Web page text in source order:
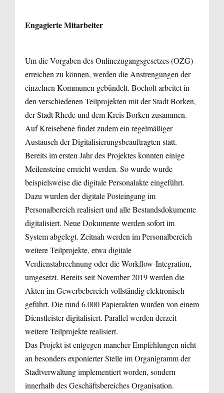
Engagierte Mitarbeiter
Um die Vorgaben des Onlinezugangsgesetzes (OZG)
erreichen zu können, werden die Anstrengungen der
einzelnen Kommunen gebündelt. Bocholt arbeitet in
den verschiedenen Teilprojekten mit der Stadt Borken,
der Stadt Rhede und dem Kreis Borken zusammen.
Auf Kreisebene findet zudem ein regelmäßiger
Austausch der Digitalisierungsbeauftragten statt.
Bereits im ersten Jahr des Projektes konnten einige
Meilensteine erreicht werden. So wurde wurde
beispielsweise die digitale Personalakte eingeführt.
Dazu wurden der digitale Posteingang im
Personalbereich realisiert und alle Bestandsdokumente
digitalisiert. Neue Dokumente werden sofort im
System abgelegt. Zeitnah werden im Personalbereich
weitere Teilprojekte, etwa digitale
Verdienstabrechnung oder die Workflow-Integration,
umgesetzt. Bereits seit November 2019 werden die
Akten im Gewerbebereich vollständig elektronisch
geführt. Die rund 6.000 Papierakten wurden von einem
Dienstleister digitalisiert. Parallel werden derzeit
weitere Teilprojekte realisiert.
Das Projekt ist entgegen mancher Empfehlungen nicht
an besonders exponierter Stelle im Organigramm der
Stadtverwaltung implementiert worden, sondern
innerhalb des Geschäftsbereiches Organisation.